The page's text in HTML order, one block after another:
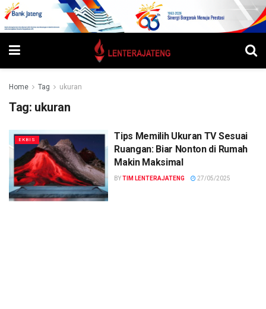
Home Tag ukuran
Tag: ukuran
EKBIS
Tips Memilih Ukuran TV Sesuai
Ruangan: Biar Nonton di Rumah
Makin Maksimal
BYTIM LENTERAJATENG 27/05/2025